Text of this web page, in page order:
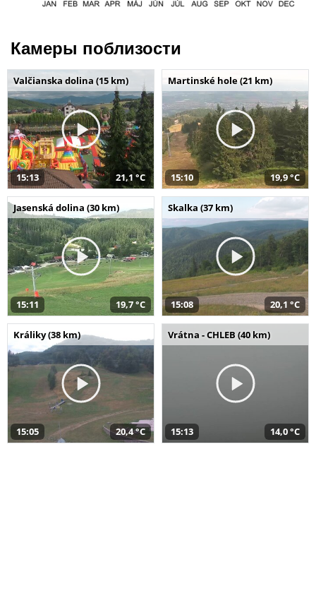
Камеры поблизости
Valčianska dolina (15 km)
15:13 21,1 °C
Martinské hole (21 km)
15:10 19,9 °C
Jasenská dolina (30 km)
15:11 19,7 °C
Skalka (37 km)
15:08 20,1 °C
Králiky (38 km)
15:05 20,4 °C
Vrátna - CHLEB (40 km)
15:13 14,0 °C